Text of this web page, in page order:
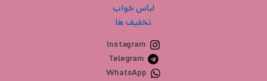
لباس خواب
تخفیف ها
Instagram
Telegram
WhatsApp